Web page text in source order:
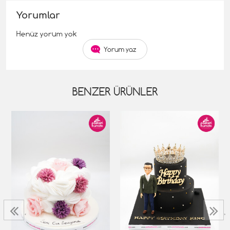
Yorumlar
Henüz yorum yok
Yorum yaz
BENZER ÜRÜNLER
‹ ›